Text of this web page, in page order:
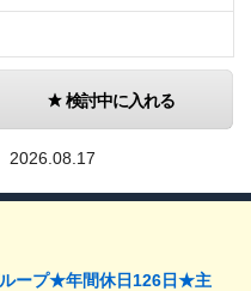
検討中に入れる
2026.08.17
ープ★年間休日126日★主